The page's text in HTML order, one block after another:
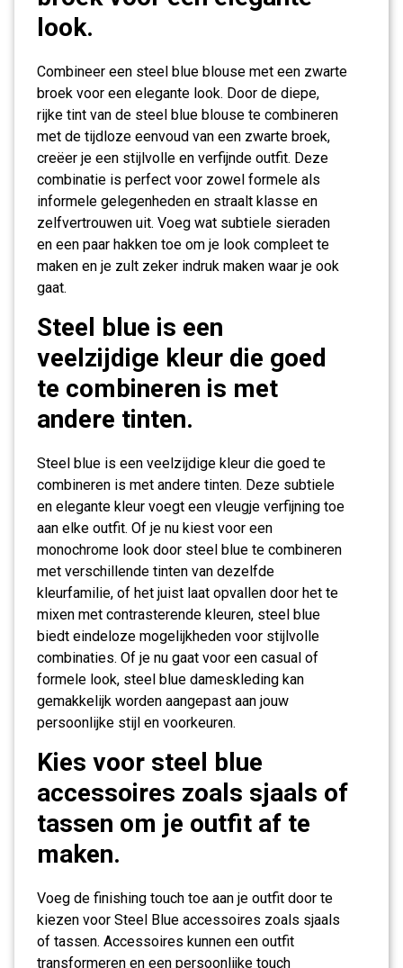
look.
Combineer een steel blue blouse met een zwarte
broek voor een elegante look. Door de diepe,
rijke tint van de steel blue blouse te combineren
met de tijdloze eenvoud van een zwarte broek,
creëer je een stijlvolle en verfijnde outfit. Deze
combinatie is perfect voor zowel formele als
informele gelegenheden en straalt klasse en
zelfvertrouwen uit. Voeg wat subtiele sieraden
en een paar hakken toe om je look compleet te
maken en je zult zeker indruk maken waar je ook
gaat.
Steel blue is een
veelzijdige kleur die goed
te combineren is met
andere tinten.
Steel blue is een veelzijdige kleur die goed te
combineren is met andere tinten. Deze subtiele
en elegante kleur voegt een vleugje verfijning toe
aan elke outfit. Of je nu kiest voor een
monochrome look door steel blue te combineren
met verschillende tinten van dezelfde
kleurfamilie, of het juist laat opvallen door het te
mixen met contrasterende kleuren, steel blue
biedt eindeloze mogelijkheden voor stijlvolle
combinaties. Of je nu gaat voor een casual of
formele look, steel blue dameskleding kan
gemakkelijk worden aangepast aan jouw
persoonlijke stijl en voorkeuren.
Kies voor steel blue
accessoires zoals sjaals of
tassen om je outfit af te
maken.
Voeg de finishing touch toe aan je outfit door te
kiezen voor Steel Blue accessoires zoals sjaals
of tassen. Accessoires kunnen een outfit
transformeren en een persoonlijke touch